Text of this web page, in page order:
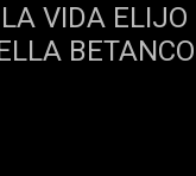
VIDA ELIJO